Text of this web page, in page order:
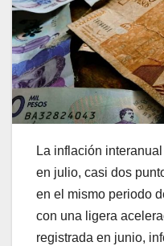
La inflación
en julio, casi dos
en el mismo periodo
con una ligera
registrada en junio,